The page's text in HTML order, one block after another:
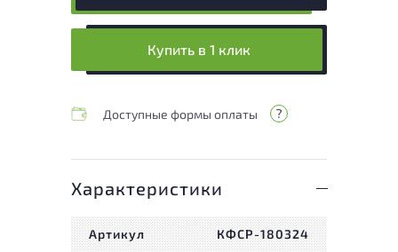
Купить в 1 клик
Доступные формы оплаты
Характеристики
Артикул КФСР-180324